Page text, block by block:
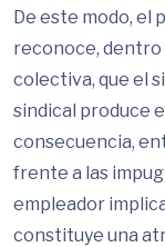
De este modo, el
reconoce,
colectiva, que el
sindical produce
consecuencia,
frente a las
empleador
constituye una